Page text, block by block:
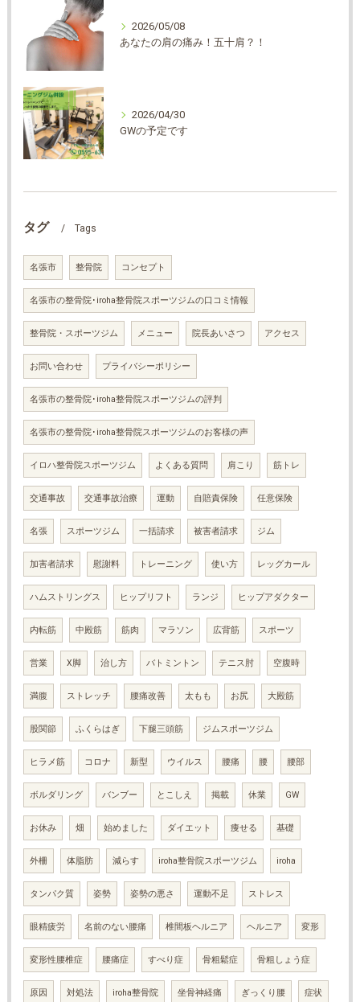
2026/05/08
あなたの肩の痛み！五十肩？！
2026/04/30
GWの予定です
タグ Tags
名張市 整骨院 コンセプト
名張市の整骨院･iroha整骨院スポーツジムの口コミ情報
整骨院・スポーツジム メニュー 院長あいさつ アクセス
お問い合わせ プライバシーポリシー
名張市の整骨院･iroha整骨院スポーツジムの評判
名張市の整骨院･iroha整骨院スポーツジムのお客様の声
イロハ整骨院スポーツジム よくある質問 肩こり 筋トレ
交通事故 交通事故治療 運動 自賠責保険 任意保険
名張 スポーツジム 一括請求 被害者請求 ジム
加害者請求 慰謝料 トレーニング 使い方 レッグカール
ハムストリングス ヒップリフト ランジ ヒップアダクター
内転筋 中殿筋 筋肉 マラソン 広背筋 スポーツ
営業 X脚 治し方 バトミントン テニス肘 空腹時
満腹 ストレッチ 腰痛改善 太もも お尻 大殿筋
股関節 ふくらはぎ 下腿三頭筋 ジムスポーツジム
ヒラメ筋 コロナ 新型 ウイルス 腰痛 腰 腰部
ボルダリング バンブー とこしえ 掲載 休業 GW
お休み 畑 始めました ダイエット 痩せる 基礎
外柵 体脂肪 減らす iroha整骨院スポーツジム iroha
タンパク質 姿勢 姿勢の悪さ 運動不足 ストレス
眼精疲労 名前のない腰痛 椎間板ヘルニア ヘルニア 変形
変形性腰椎症 腰痛症 すべり症 骨粗鬆症 骨粗しょう症
原因 対処法 iroha整骨院 坐骨神経痛 ぎっくり腰 症状